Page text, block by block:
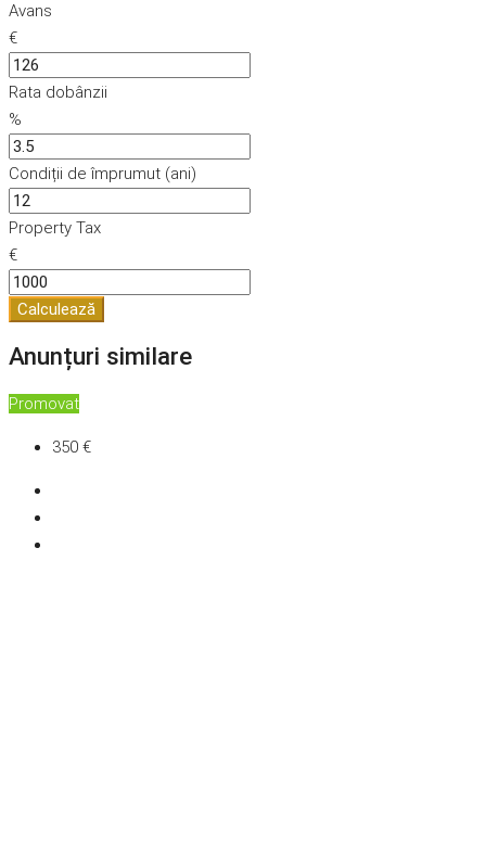
Avans
€
Rata dobânzii
%
Condiții de împrumut (ani)
Property Tax
€
Calculează
Anunțuri similare
Promovat
350 €